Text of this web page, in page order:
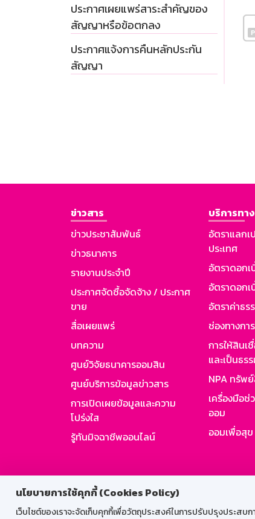
นโยบายการใช้คุกกี้ (Cookies Policy)
เว็บไซต์ของเราจะจัดเก็บคุกกี้เพื่อวัตถุประสงค์ในการปรับปรุงประสบ
ประกาศเผยแพร่สาระสำคัญของ
สัญญาหรือข้อตกลง
ประกาศแจ้งการคืนหลักประกัน
สัญญา
ข่าวสาร
ข่าวประชาสัมพันธ์
ข่าวธนาคาร
รายงานประจำปี
ประกาศจัดซื้อจัดจ้าง / ประกาศ
ขาย
สื่อเผยแพร่
บทความ
ศูนย์วิจัยธนาคารออมสิน
ศูนย์บริการข้อมูลข่าวสาร
การเปิดเผยข้อมูลและความ
โปร่งใส
รู้ทันมิจฉาชีพออนไลน์
บริการทา
อัตราแลกเ
ประเทศ
อัตราดอกเ
อัตราดอกเ
อัตราค่าธร
ช่องทางกา
การให้สินเ
และเป็นธร
NPA ทรัพ
เครื่องมือ
ออม
ออมเพื่อสุข